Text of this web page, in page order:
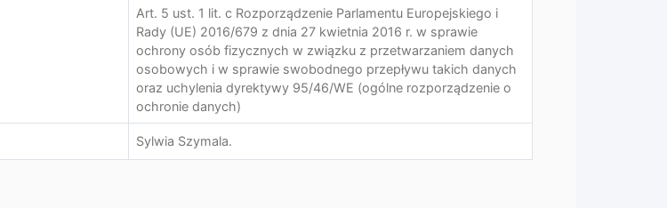
Art. 5 ust. 1 lit. c Rozporządzenie Parlamentu Europejskiego i
Rady (UE) 2016/679 z dnia 27 kwietnia 2016 r. w sprawie
ochrony osób fizycznych w związku z przetwarzaniem danych
osobowych i w sprawie swobodnego przepływu takich danych
oraz uchylenia dyrektywy 95/46/WE (ogólne rozporządzenie o
ochronie danych)
Sylwia Szymala.